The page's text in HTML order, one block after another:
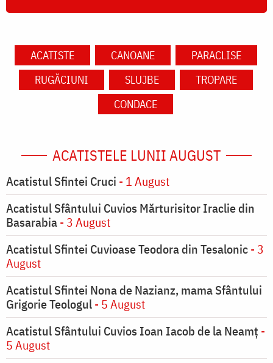
ACATISTE CANOANE
PARACLISE
RUGĂCIUNI
SLUJBE
TROPARE
CONDACE
ACATISTELE LUNII AUGUST
Acatistul Sfintei Cruci - 1 August
Acatistul Sfântului Cuvios Mărturisitor Iraclie din
Basarabia- 3 August
Acatistul Sfintei Cuvioase Teodora din Tesalonic- 3
August
Acatistul Sfintei Nona de Nazianz, mama Sfântului
Grigorie Teologul- 5 August
Acatistul Sfântului Cuvios Ioan Iacob de la Neamț -
5 August